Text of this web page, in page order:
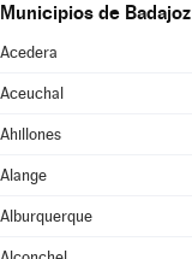
Municipios de Badajoz
Acedera
Aceuchal
Ahillones
Alange
Alburquerque